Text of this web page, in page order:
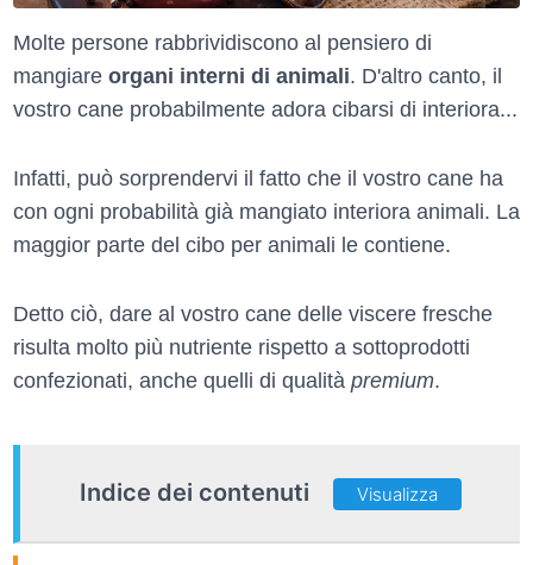
Molte persone rabbrividiscono al pensiero di
mangiare organi interni di animali. D'altro canto, il
vostro cane probabilmente adora cibarsi di interiora...
Infatti, può sorprendervi il fatto che il vostro cane ha
con ogni probabilità già mangiato interiora animali. La
maggior parte del cibo per animali le contiene.
Detto ciò, dare al vostro cane delle viscere fresche
risulta molto più nutriente rispetto a sottoprodotti
confezionati, anche quelli di qualità premium.
Indice dei contenuti Visualizza